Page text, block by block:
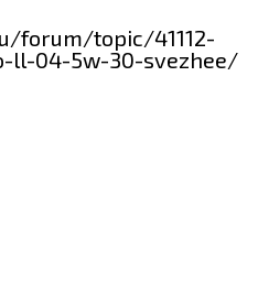
forum/topic/41112-
ll-04-5w-30-svezhee/